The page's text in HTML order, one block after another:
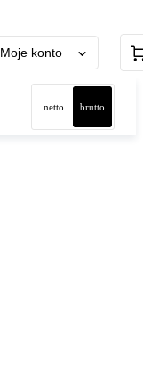
Moje konto
netto brutto